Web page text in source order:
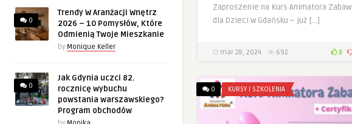
0
Trendy W Aranżacji Wnętrz
2026 – 10 Pomysłów, Które
Odmienią Twoje Mieszkanie
by Monique Keller
0
Jak Gdynia uczci 82.
rocznicę wybuchu
powstania warszawskiego?
Program obchodów
Zaproszenie na Kurs Animatora Zabaw
dla Dzieci w Gdańsku – już […]
mar 28, 2024 692 3
0 KURSY I SZKOLENIA